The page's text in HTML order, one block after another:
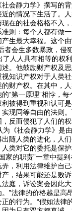
会静力学》撰写的
近的情况下生活了。
现在的社会格格不入
则：每个人都有做
生最大幸福。这个
者会生多数暴政，侵
人人具有相等的权
。他鼓励财产权及
视知识产权对于人类
财产权。在其中，
“第一原理”相悖，
被得到重视和认可
实现同等自由的法则
反而侵犯了人们的
《社会静力学》是
随人类的进化，人
类对它的委托是保
家的职责”一章中提
，利用法律维护自
产，结果可能还是败
庭，诉讼案会因此
”法律的价格越是高
的行为。“假如法律